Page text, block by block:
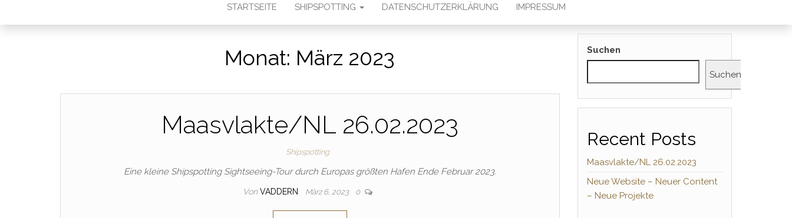
STARTSEITE SHIPSPOTTING DATENSCHUTZERKLÄRUNG IMPRESSUM
Monat: März 2023
Maasvlakte/NL 26.02.2023
Shipspotting
Eine kleine Shipspotting Sightseeing-Tour durch Europas größten Hafen Ende Februar 2023.
Von VADDERN März 6, 2023 0
Suchen
Suchen
Recent Posts
Maasvlakte/NL 26.02.2023
Neue Website – Neuer Content
– Neue Projekte